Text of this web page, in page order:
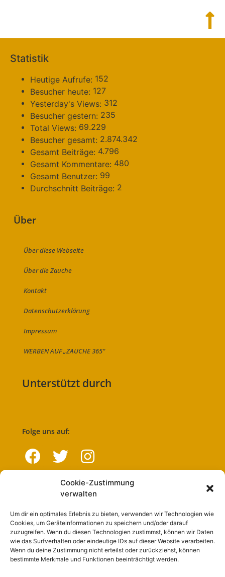
Cookie-Zustimmung
verwalten
Um dir ein optimales Erlebnis zu bieten, verwenden wir Technologien wie
Cookies, um Geräteinformationen zu speichern und/oder darauf
zuzugreifen. Wenn du diesen Technologien zustimmst, können wir Daten
wie das Surfverhalten oder eindeutige IDs auf dieser Website verarbeiten.
Wenn du deine Zustimmung nicht erteilst oder zurückziehst, können
bestimmte Merkmale und Funktionen beeinträchtigt werden.
Statistik
Heutige Aufrufe: 152
Besucher heute: 127
Yesterday's Views: 312
Besucher gestern: 235
Total Views: 69.229
Besucher gesamt: 2.874.342
Gesamt Beiträge: 4.796
Gesamt Kommentare: 480
Gesamt Benutzer: 99
Durchschnitt Beiträge: 2
Über
Über diese Webseite
Über die Zauche
Kontakt
Datenschutzerklärung
Impressum
WERBEN AUF „ZAUCHE 365“
Unterstützt durch
Folge uns auf:
Navigation
Start
Nutzungsbedingungen
Abo